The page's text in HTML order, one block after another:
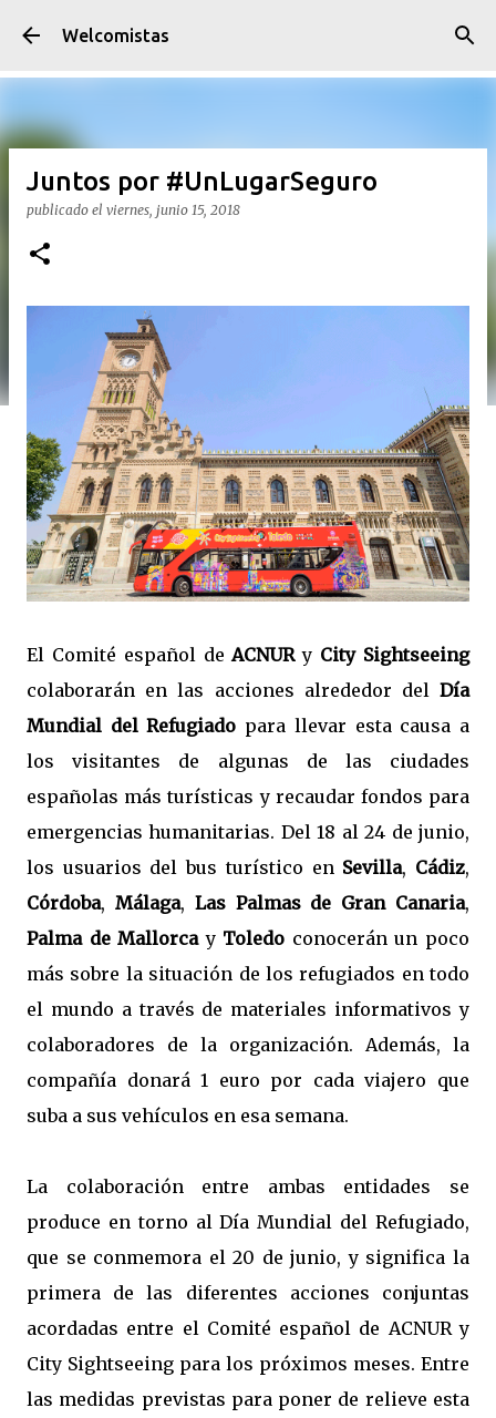
Ir al contenido principal
Welcomistas
Juntos por #UnLugarSeguro
publicado el viernes, junio 15, 2018
El Comité español deACNURy City Sightseeing
colaborarán en las acciones alrededor del Día
Mundial del Refugiado para llevar esta causa a
los visitantes de algunas de las ciudades
españolas más turísticas y recaudar fondos para
emergencias humanitarias. Del 18 al 24 de junio,
los usuarios del bus turístico en Sevilla, Cádiz,
Córdoba, Málaga, Las Palmas de Gran Canaria,
Palma de Mallorcay Toledo conocerán un poco
más sobre la situación de los refugiados en todo
el mundo a través de materiales informativos y
colaboradores de la organización. Además, la
compañía donará 1 euro por cada viajero que
suba a sus vehículos en esa semana.
La colaboración entre ambas entidades se
produce en torno al Día Mundial del Refugiado,
que se conmemora el 20 de junio, y significa la
primera de las diferentes acciones conjuntas
acordadas entre el Comité español de ACNUR y
City Sightseeing para los próximos meses. Entre
las medidas previstas para poner de relieve esta